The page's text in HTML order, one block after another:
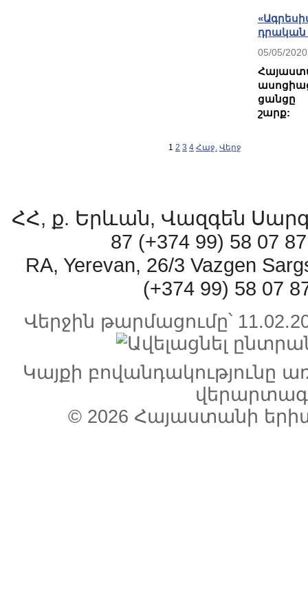
դրական
05/05/2020
ցանցը
շարք:
1 2 3 4 Հաջ. Վերջ
ՀՀ, ք. Երևան, Վազգեն
87 (+374 99) 58 07
RA, Yerevan, 26/3 Vazgen
(+374 99) 58 07
Վերջին թարմացումը՝
Կայքի
© 2026 Հայաստանի